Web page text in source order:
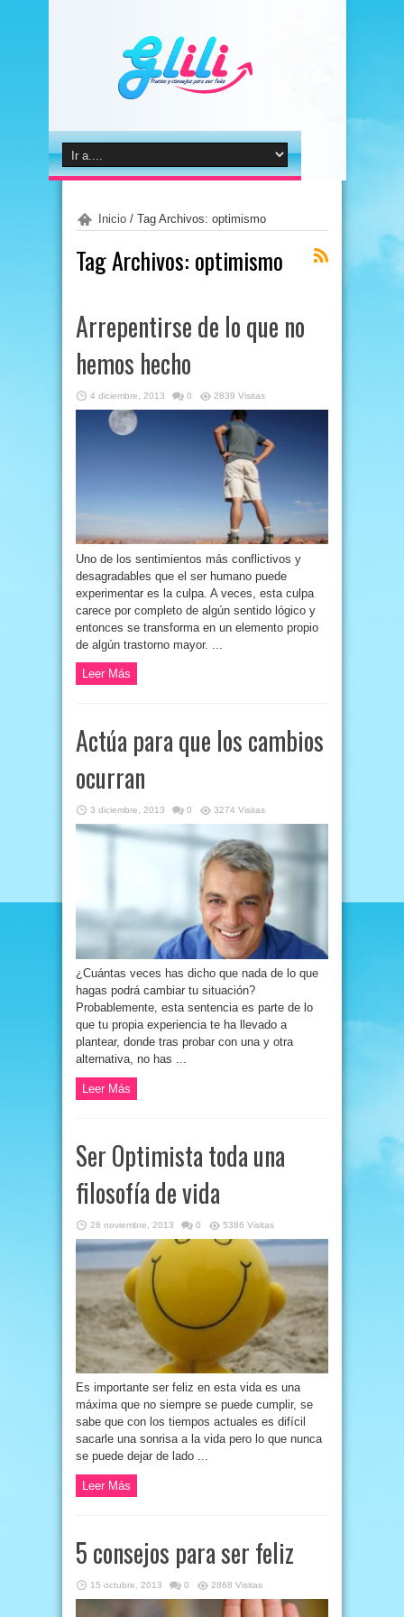
Inicio / Tag Archivos: optimismo
Tag Archivos: optimismo
Arrepentirse de lo que no
hemos hecho
4 diciembre, 2013 0 2839 Visitas
Uno de los sentimientos más conflictivos y
desagradables que el ser humano puede
experimentar es la culpa. A veces, esta culpa
carece por completo de algún sentido lógico y
entonces se transforma en un elemento propio
de algún trastorno mayor. ...
Leer Más
Actúa para que los cambios
ocurran
3 diciembre, 2013 0 3274 Visitas
¿Cuántas veces has dicho que nada de lo que
hagas podrá cambiar tu situación?
Probablemente, esta sentencia es parte de lo
que tu propia experiencia te ha llevado a
plantear, donde tras probar con una y otra
alternativa, no has ...
Leer Más
Ser Optimista toda una
filosofía de vida
28 noviembre, 2013 0 5386 Visitas
Es importante ser feliz en esta vida es una
máxima que no siempre se puede cumplir, se
sabe que con los tiempos actuales es difícil
sacarle una sonrisa a la vida pero lo que nunca
se puede dejar de lado ...
Leer Más
5 consejos para ser feliz
15 octubre, 2013 0 2868 Visitas